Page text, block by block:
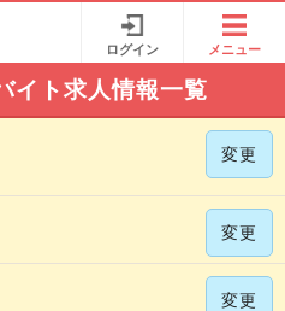
ログイン メニュー
イト求人情報一覧
変更
変更
変更